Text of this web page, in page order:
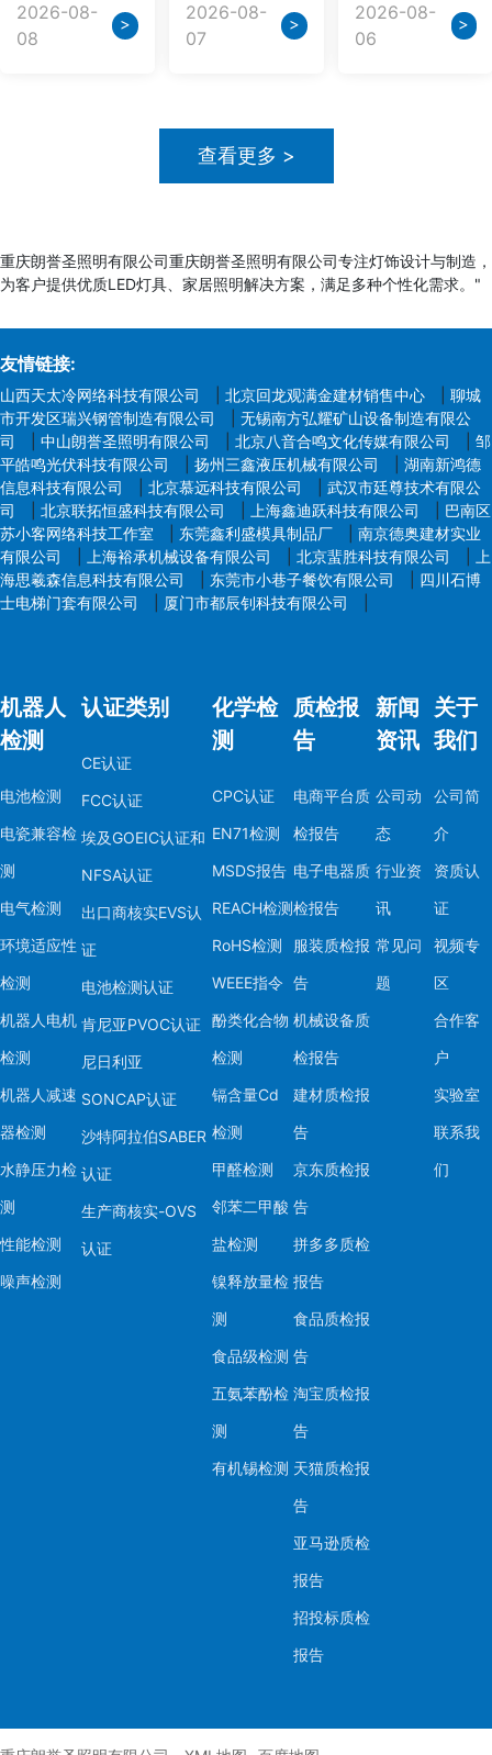
2026-08-
08
>
2026-08-
07
>
2026-08-
06
>
查看更多 >
重庆朗誉圣照明有限公司重庆朗誉圣照明有限公司专注灯饰设计与制造，
为客户提供优质LED灯具、家居照明解决方案，满足多种个性化需求。"
友情链接:
山西天太冷网络科技有限公司 北京回龙观满金建材销售中心
聊城
市开发区瑞兴钢管制造有限公司
无锡南方弘耀矿山设备制造有限公
司
中山朗誉圣照明有限公司 北京八音合鸣文化传媒有限公司
邹
平皓鸣光伏科技有限公司
扬州三鑫液压机械有限公司
湖南新鸿德
信息科技有限公司
北京慕远科技有限公司
武汉市廷尊技术有限公
司
北京联拓恒盛科技有限公司 上海鑫迪跃科技有限公司
巴南区
苏小客网络科技工作室
东莞鑫利盛模具制品厂
南京德奥建材实业
有限公司
上海裕承机械设备有限公司 北京蜚胜科技有限公司
上
海思羲森信息科技有限公司
东莞市小巷子餐饮有限公司
四川石博
士电梯门套有限公司
厦门市都辰钊科技有限公司
机器人
检测
电池检测
电瓷兼容检
测
电气检测
环境适应性
检测
机器人电机
检测
机器人减速
器检测
水静压力检
测
性能检测
噪声检测
认证类别
CE认证
FCC认证
埃及GOEIC认证和
NFSA认证
出口商核实EVS认
证
电池检测认证
肯尼亚PVOC认证
尼日利亚
SONCAP认证
沙特阿拉伯SABER
认证
生产商核实-OVS
认证
化学检
测
CPC认证
EN71检测
MSDS报告
REACH检测
RoHS检测
WEEE指令
酚类化合物
检测
镉含量Cd
检测
甲醛检测
邻苯二甲酸
盐检测
镍释放量检
测
食品级检测
五氨苯酚检
测
有机锡检测
质检报
告
电商平台质
检报告
电子电器质
检报告
服装质检报
告
机械设备质
检报告
建材质检报
告
京东质检报
告
拼多多质检
报告
食品质检报
告
淘宝质检报
告
天猫质检报
告
亚马逊质检
报告
招投标质检
报告
新闻
资讯
公司动
态
行业资
讯
常见问
题
关于
我们
公司简
介
资质认
证
视频专
区
合作客
户
实验室
联系我
们